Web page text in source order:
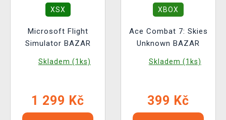
XSX
Microsoft Flight
Simulator BAZAR
Skladem (1ks)
1 299 Kč
XBOX
Ace Combat 7: Skies
Unknown BAZAR
Skladem (1ks)
399 Kč